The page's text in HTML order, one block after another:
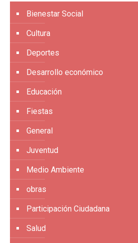
Bienestar Social
Cultura
Deportes
Desarrollo económico
Educación
Fiestas
General
Juventud
Medio Ambiente
obras
Participación Ciudadana
Salud